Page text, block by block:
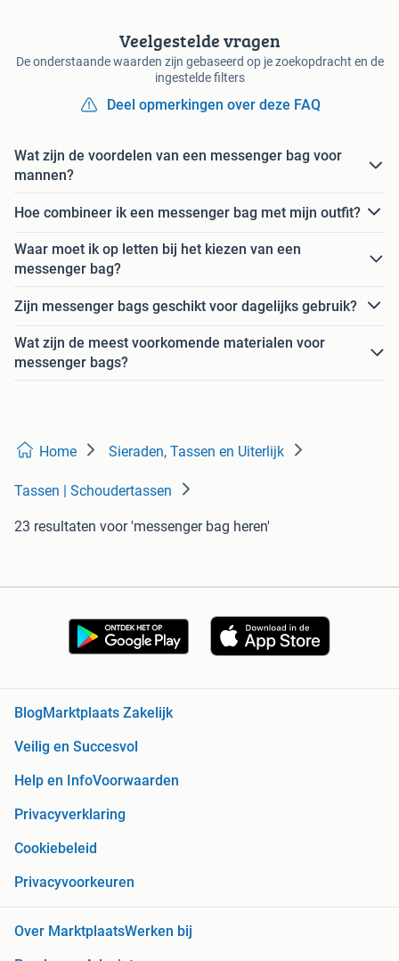
Veelgestelde vragen
De onderstaande waarden zijn gebaseerd op je zoekopdracht en de
ingestelde filters
Deel opmerkingen over deze FAQ
Wat zijn de voordelen van een messenger bag voor
mannen?
Hoe combineer ik een messenger bag met mijn outfit?
Waar moet ik op letten bij het kiezen van een
messenger bag?
Zijn messenger bags geschikt voor dagelijks gebruik?
Wat zijn de meest voorkomende materialen voor
messenger bags?
Home Sieraden, Tassen en Uiterlijk
Tassen | Schoudertassen
23 resultaten voor 'messenger bag heren'
BlogMarktplaats Zakelijk
Veilig en Succesvol
Help en InfoVoorwaarden
Privacyverklaring
Cookiebeleid
Privacyvoorkeuren
Over MarktplaatsWerken bij